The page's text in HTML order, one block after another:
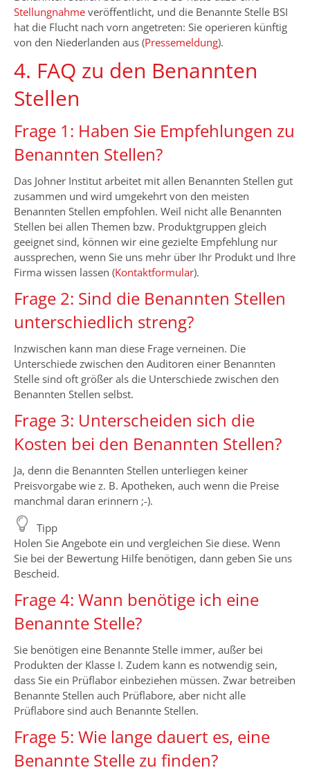
Stellungnahme veröffentlicht, und die Benannte Stelle BSI
hat die Flucht nach vorn angetreten: Sie operieren künftig
von den Niederlanden aus (Pressemeldung).
4. FAQ zu den Benannten
Stellen
Frage 1: Haben Sie Empfehlungen zu
Benannten Stellen?
Das Johner Institut arbeitet mit allen Benannten Stellen gut
zusammen und wird umgekehrt von den meisten
Benannten Stellen empfohlen. Weil nicht alle Benannten
Stellen bei allen Themen bzw. Produktgruppen gleich
geeignet sind, können wir eine gezielte Empfehlung nur
aussprechen, wenn Sie uns mehr über Ihr Produkt und Ihre
Firma wissen lassen (Kontaktformular).
Frage 2: Sind die Benannten Stellen
unterschiedlich streng?
Inzwischen kann man diese Frage verneinen. Die
Unterschiede zwischen den Auditoren einer Benannten
Stelle sind oft größer als die Unterschiede zwischen den
Benannten Stellen selbst.
Frage 3: Unterscheiden sich die
Kosten bei den Benannten Stellen?
Ja, denn die Benannten Stellen unterliegen keiner
Preisvorgabe wie z. B. Apotheken, auch wenn die Preise
manchmal daran erinnern ;-).
Tipp
Holen Sie Angebote ein und vergleichen Sie diese. Wenn
Sie bei der Bewertung Hilfe benötigen, dann geben Sie uns
Bescheid.
Frage 4: Wann benötige ich eine
Benannte Stelle?
Sie benötigen eine Benannte Stelle immer, außer bei
Produkten der Klasse I. Zudem kann es notwendig sein,
dass Sie ein Prüflabor einbeziehen müssen. Zwar betreiben
Benannte Stellen auch Prüflabore, aber nicht alle
Prüflabore sind auch Benannte Stellen.
Frage 5: Wie lange dauert es, eine
Benannte Stelle zu finden?